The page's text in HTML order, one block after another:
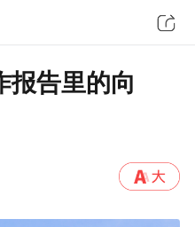
报告里的向